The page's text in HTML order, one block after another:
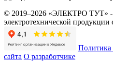
© 2019–2026 «ЭЛЕКТРО ТУТ» -
электротехнической продукции
Политика
сайта О разработчике